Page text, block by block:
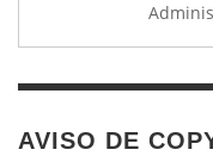
AVISO DE